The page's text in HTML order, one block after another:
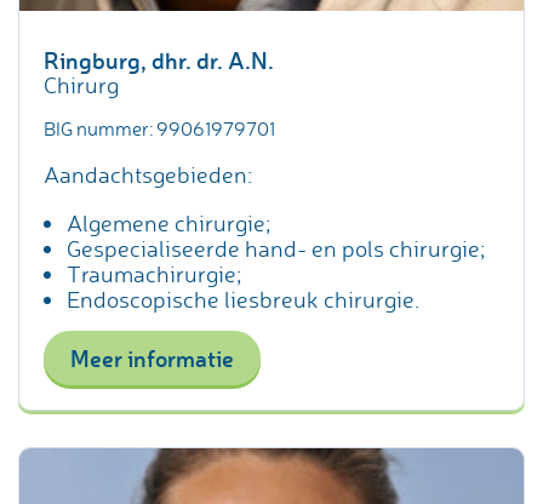
Ringburg, dhr. dr. A.N.
Chirurg
BIG nummer: 99061979701
Aandachtsgebieden:
Algemene chirurgie;
Gespecialiseerde hand- en pols chirurgie;
Traumachirurgie;
Endoscopische liesbreuk chirurgie.
Meer informatie